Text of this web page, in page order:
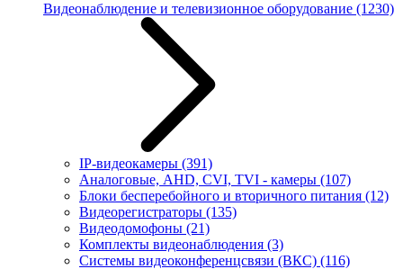
Видеонаблюдение и телевизионное оборудование (1230)
IP-видеокамеры (391)
Аналоговые, AHD, CVI, TVI - камеры (107)
Блоки бесперебойного и вторичного питания (12)
Видеорегистраторы (135)
Видеодомофоны (21)
Комплекты видеонаблюдения (3)
Системы видеоконференцсвязи (ВКС) (116)